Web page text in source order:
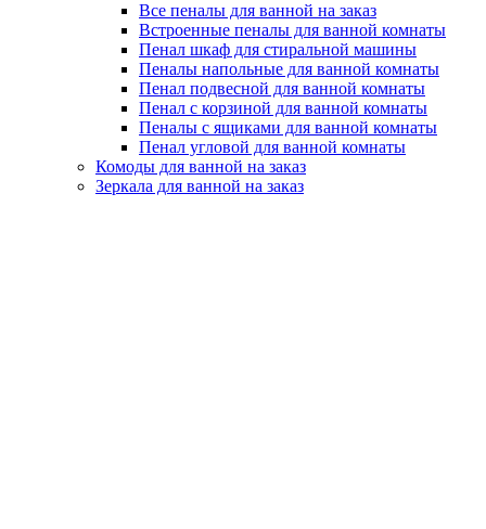
Все пеналы для ванной на заказ
Встроенные пеналы для ванной комнаты
Пенал шкаф для стиральной машины
Пеналы напольные для ванной комнаты
Пенал подвесной для ванной комнаты
Пенал с корзиной для ванной комнаты
Пеналы с ящиками для ванной комнаты
Пенал угловой для ванной комнаты
Комоды для ванной на заказ
Зеркала для ванной на заказ